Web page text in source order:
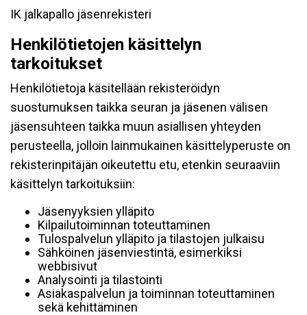
IK jalkapallo jäsenrekisteri
Henkilötietojen käsittelyn
tarkoitukset
Henkilötietoja käsitellään rekisteröidyn
suostumuksen taikka seuran ja jäsenen välisen
jäsensuhteen taikka muun asiallisen yhteyden
perusteella, jolloin lainmukainen käsittelyperuste on
rekisterinpitäjän oikeutettu etu, etenkin seuraaviin
käsittelyn tarkoituksiin:
Jäsenyyksien ylläpito
Kilpailutoiminnan toteuttaminen
Tulospalvelun ylläpito ja tilastojen julkaisu
Sähköinen jäsenviestintä, esimerkiksi
webbisivut
Analysointi ja tilastointi
Asiakaspalvelun ja toiminnan toteuttaminen
sekä kehittäminen